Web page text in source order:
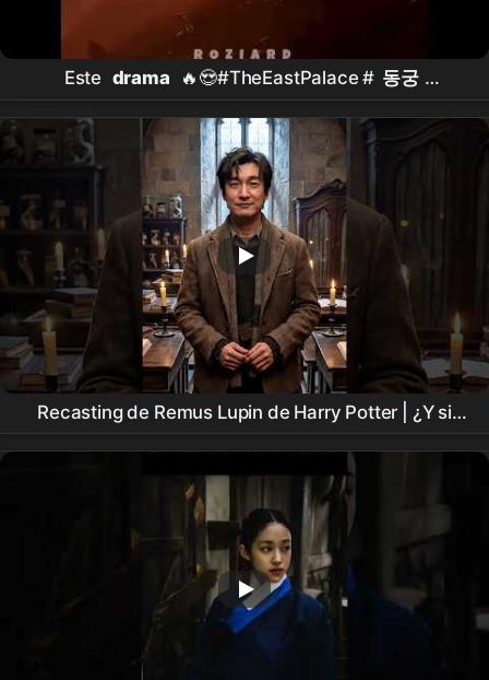
Este drama 🔥😍#TheEastPalace # 동궁
#NamJooHyuk # 남주혁 #RohYoonSeo # 노윤서
#kdrama #shorts #foryou #fyp
Recasting de Remus Lupin de Harry Potter | ¿Y si
Cho Seung-woo se convirtiera en Lupin? | Harry
Potter Remus Lupin Recasting |
Cho Seung-woo